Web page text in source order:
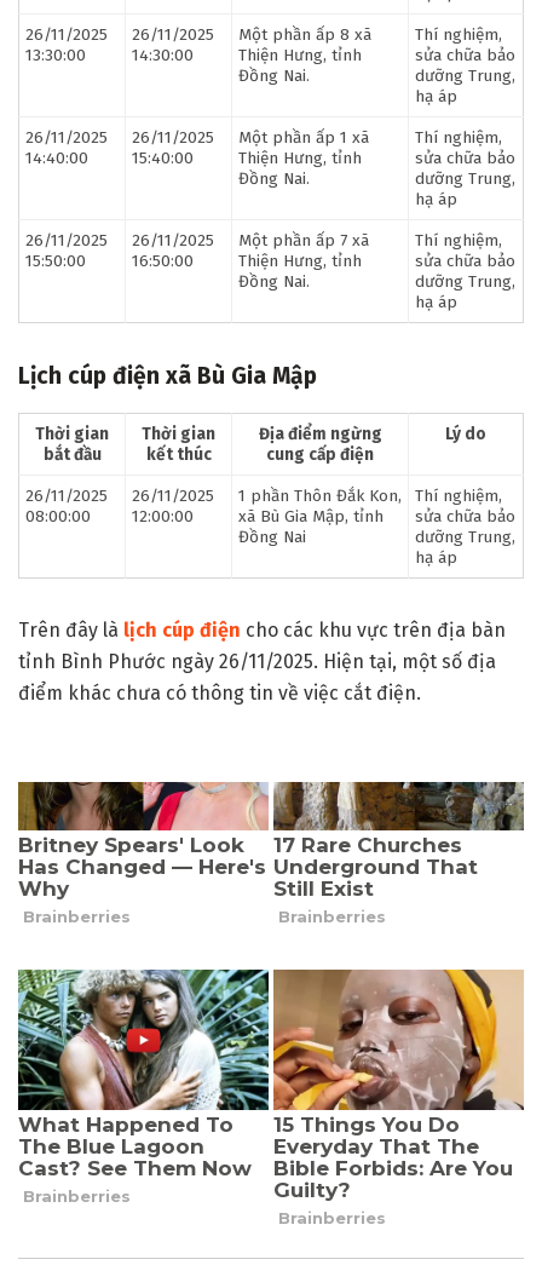
26/11/2025
13:30:00
26/11/2025
14:30:00
Một phần ấp 8 xã
Thiện Hưng, tỉnh
Đồng Nai.
Thí nghiệm,
sửa chữa bảo
dưỡng Trung,
hạ áp
26/11/2025
14:40:00
26/11/2025
15:40:00
Một phần ấp 1 xã
Thiện Hưng, tỉnh
Đồng Nai.
Thí nghiệm,
sửa chữa bảo
dưỡng Trung,
hạ áp
26/11/2025
15:50:00
26/11/2025
16:50:00
Một phần ấp 7 xã
Thiện Hưng, tỉnh
Đồng Nai.
Thí nghiệm,
sửa chữa bảo
dưỡng Trung,
hạ áp
Lịch cúp điện xã Bù Gia Mập
Thời gian
bắt đầu
Thời gian
kết thúc
Địa điểm ngừng
cung cấp điện
Lý do
26/11/2025
08:00:00
26/11/2025
12:00:00
1 phần Thôn Đắk Kon,
xã Bù Gia Mập, tỉnh
Đồng Nai
Thí nghiệm,
sửa chữa bảo
dưỡng Trung,
hạ áp
Trên đây là lịch cúp điện cho các khu vực trên địa bàn
tỉnh Bình Phước ngày 26/11/2025. Hiện tại, một số địa
điểm khác chưa có thông tin về việc cắt điện.